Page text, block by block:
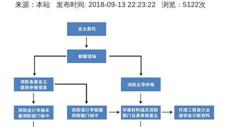
来源：本站 发布时间: 2018-09-13 22:23:22 浏览：5122次